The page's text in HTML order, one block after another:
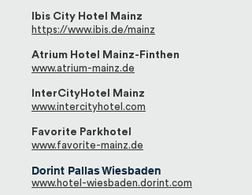
Ibis City Hotel Mainz
https://www.ibis.de/mainz
Atrium Hotel Mainz-Finthen
www.atrium-mainz.de
InterCityHotel Mainz
www.intercityhotel.com
Favorite Parkhotel
www.favorite-mainz.de
Dorint Pallas Wiesbaden
www. hotel-wiesbaden.dorint.com